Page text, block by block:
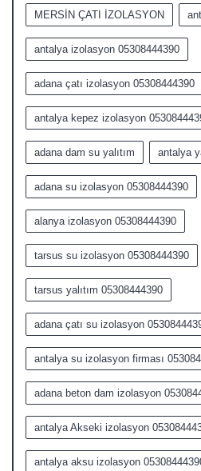
MERSİN ÇATI İZOLASYON
antalya izolasyon 05308444390
adana çatı izolasyon 05308444390
antalya kepez izolasyon
adana dam su yalıtım antalya
adana su izolasyon 05308444390
alanya izolasyon 05308444390
tarsus su izolasyon 05308444390
tarsus yalıtım 05308444390
adana çatı su izolasyon
antalya su izolasyon firması
adana beton dam izolasyon
antalya Akseki izolasyon
antalya aksu izolasyon